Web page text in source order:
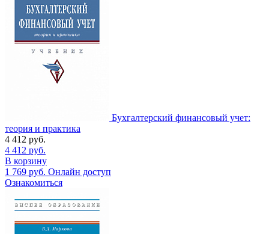
Бухгалтерский финансовый учет:
теория и практика
4 412 руб.
4 412 руб.
В корзину
1 769 руб. Онлайн доступ
Ознакомиться